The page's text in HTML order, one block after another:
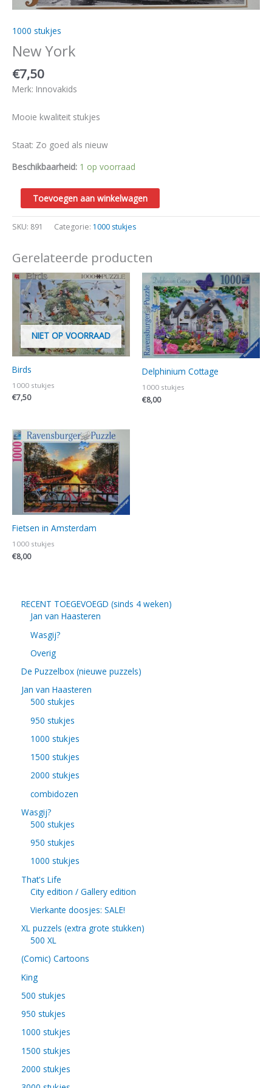
1000 stukjes
New York
€7,50
Merk: Innovakids
Mooie kwaliteit stukjes
Staat: Zo goed als nieuw
Beschikbaarheid: 1 op voorraad
Toevoegen aan winkelwagen
SKU: 891 Categorie: 1000 stukjes
Gerelateerde producten
NIET OP VOORRAAD
Birds
1000 stukjes
€7,50
Delphinium Cottage
1000 stukjes
€8,00
Fietsen in Amsterdam
1000 stukjes
€8,00
RECENT TOEGEVOEGD (sinds 4 weken)
Jan van Haasteren
Wasgij?
Overig
De Puzzelbox (nieuwe puzzels)
Jan van Haasteren
500 stukjes
950 stukjes
1000 stukjes
1500 stukjes
2000 stukjes
combidozen
Wasgij?
500 stukjes
950 stukjes
1000 stukjes
That's Life
City edition / Gallery edition
Vierkante doosjes: SALE!
XL puzzels (extra grote stukken)
500 XL
(Comic) Cartoons
King
500 stukjes
950 stukjes
1000 stukjes
1500 stukjes
2000 stukjes